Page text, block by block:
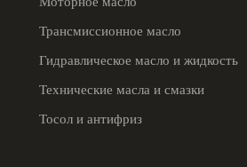
Трансмиссионное масло
Гидравлическое масло и жидкость
Технические масла и смазки
Тосол и антифриз